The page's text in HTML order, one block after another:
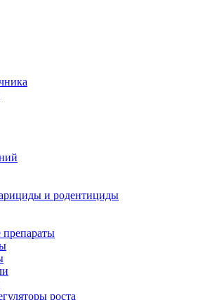
и родентициды
препараты
роста